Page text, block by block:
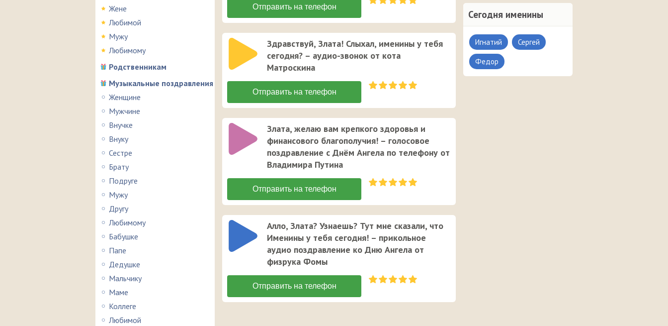
Жене
Любимой
Мужу
Любимому
Родственникам
Музыкальные поздравления
Женщине
Мужчине
Внучке
Внуку
Сестре
Брату
Подруге
Мужу
Другу
Любимому
Бабушке
Папе
Дедушке
Мальчику
Маме
Коллеге
Любимой
Сегодня именины
Игнатий Сергей
Федор
Здравствуй, Злата! Слыхал, именины у тебя
сегодня? – аудио-звонок от кота
Матроскина
Злата, желаю вам крепкого здоровья и
финансового благополучия! – голосовое
поздравление с Днём Ангела по телефону от
Владимира Путина
Алло, Злата? Узнаешь? Тут мне сказали, что
Именины у тебя сегодня! – прикольное
аудио поздравление ко Дню Ангела от
физрука Фомы